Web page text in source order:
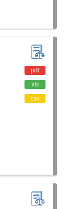
pdf
xls
csv